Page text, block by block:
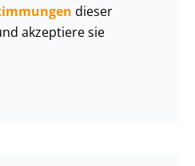
dieser
akzeptiere sie